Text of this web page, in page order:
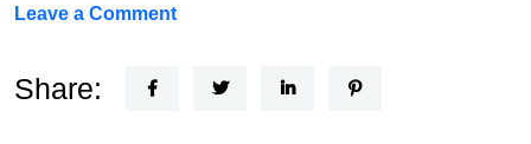
Leave a Commenton
Horizon
Share: